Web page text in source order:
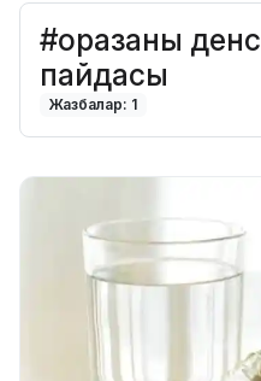
#оразаның
пайдасы
Жазбалар: 1